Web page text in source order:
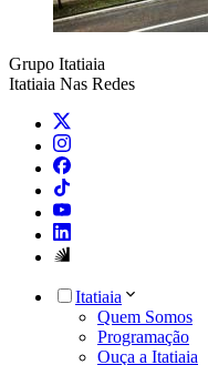
Grupo Itatiaia
Itatiaia Nas Redes
Itatiaia
Quem Somos
Programação
Ouça a Itatiaia